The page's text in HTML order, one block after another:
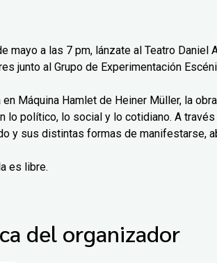
mayo a las 7 pm, lánzate al Teatro
junto al Grupo de Experimentación
en Máquina Hamlet de Heiner Müller, la
lo político, lo social y lo cotidiano. A
y sus distintas formas de manifestarse,
es libre.
del organizador